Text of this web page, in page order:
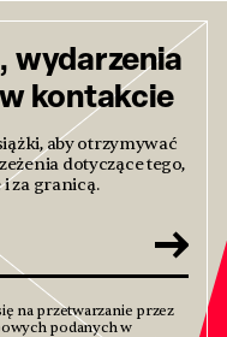
wydarzenia
kontakcie
aby otrzymywać
dotyczące tego,
za granicą.
na przetwarzanie przez
podanych w